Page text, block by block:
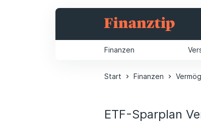
Finanzen
Start Finanzen
ETF-Sparplan